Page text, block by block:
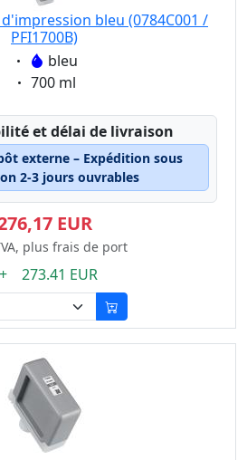
bleu (0784C001 /
PFI1700B)
Eigenschaft:
bleu
Eigenschaft:
700 ml
et délai de livraison
externe – Expédition sous
2-3 jours ouvrables
EUR
plus frais de port
273.41 EUR